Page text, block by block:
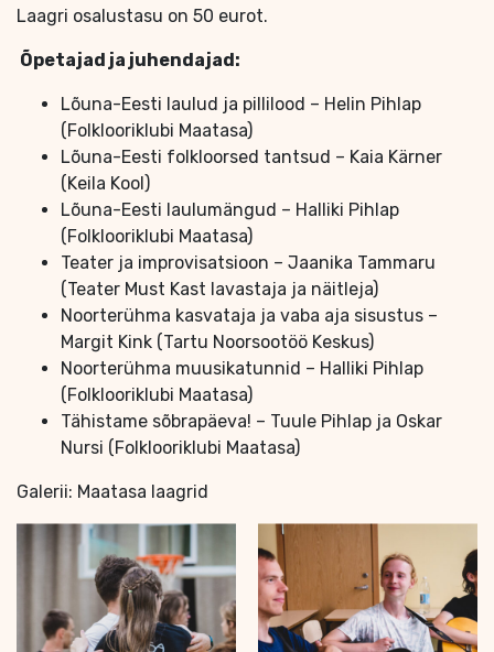
Laagri osalustasu on 50 eurot.
Õpetajad ja juhendajad:
Lõuna-Eesti laulud ja pillilood – Helin Pihlap
(Folklooriklubi Maatasa)
Lõuna-Eesti folkloorsed tantsud – Kaia Kärner
(Keila Kool)
Lõuna-Eesti laulumängud – Halliki Pihlap
(Folklooriklubi Maatasa)
Teater ja improvisatsioon – Jaanika Tammaru
(Teater Must Kast lavastaja ja näitleja)
Noorterühma kasvataja ja vaba aja sisustus –
Margit Kink (Tartu Noorsootöö Keskus)
Noorterühma muusikatunnid – Halliki Pihlap
(Folklooriklubi Maatasa)
Tähistame sõbrapäeva! – Tuule Pihlap ja Oskar
Nursi (Folklooriklubi Maatasa)
Galerii: Maatasa laagrid